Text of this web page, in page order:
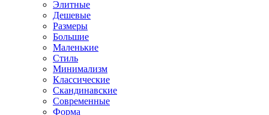
Элитные
Дешевые
Размеры
Большие
Маленькие
Стиль
Минимализм
Классические
Скандинавские
Современные
Форма